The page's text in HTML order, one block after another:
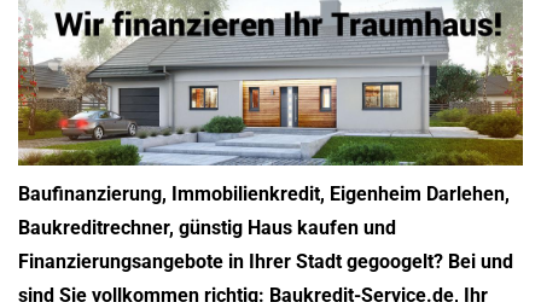
Baufinanzierung, Immobilienkredit, Eigenheim Darlehen,
Baukreditrechner, günstig Haus kaufen und
Finanzierungsangebote in Ihrer Stadt gegoogelt? Bei und
sind Sie vollkommen richtig: Baukredit-Service.de, Ihr